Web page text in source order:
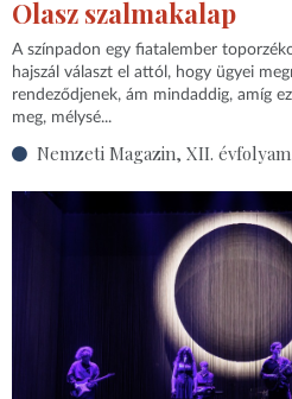
Olasz szalmakalap
A színpadon egy fiatalember
hajszál választ el attól, hogy ügyei
rendeződjenek, ám mindaddig, amíg
meg, mélysé...
Nemzeti Magazin, XII.